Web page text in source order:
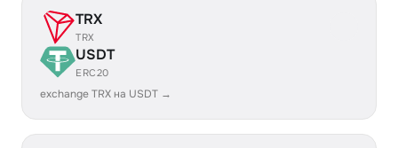
TRX
TRX
USDT
ERC20
exchange TRX на USDT →